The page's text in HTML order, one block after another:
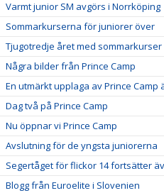
Varmt junior SM avgörs i Norrköping
Sommarkurserna för juniorer över
Tjugotredje året med
Några bilder från Prince Camp
En utmärkt upplaga av Prince Camp
Dag två på Prince Camp
Nu öppnar vi Prince Camp
Avslutning för de yngsta juniorerna
Segertåget för flickor 14 fortsätter
Blogg från Euroelite i Slovenien